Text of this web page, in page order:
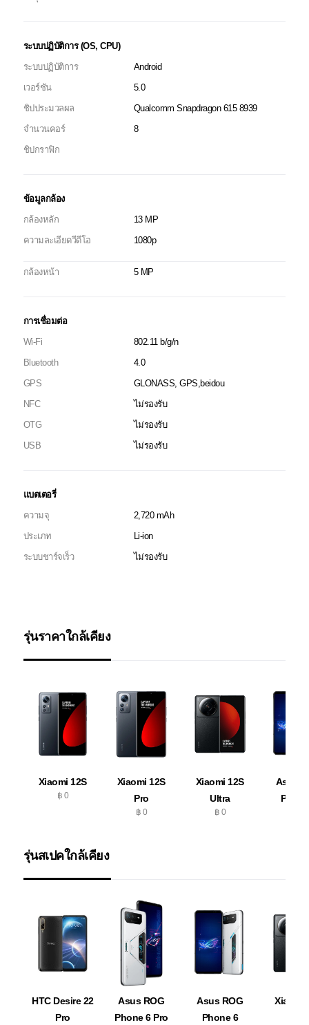
ระบบปฏิบัติการ (OS, CPU)
ระบบปฏิบัติการ
Android
เวอร์ชัน
5.0
ชิปประมวลผล
Qualcomm Snapdragon 615 8939
จำนวนคอร์
8
ชิปกราฟิก
ข้อมูลกล้อง
กล้องหลัก
13 MP
ความละเอียดวีดีโอ
1080p
กล้องหน้า 5 MP
การเชื่อมต่อ
Wi-Fi
802.11 b/g/n
Bluetooth
4.0
GPS
GLONASS, GPS,beidou
NFC
ไม่รองรับ
OTG
ไม่รองรับ
USB
ไม่รองรับ
แบตเตอรี่
ความจุ
2,720 mAh
ประเภท
Li-ion
ระบบชาร์จเร็ว
ไม่รองรับ
รุ่นราคาใกล้เคียง
Xiaomi 12S
฿ 0
Xiaomi 12S
Pro
฿ 0
Xiaomi 12S
Ultra
฿ 0
Asus
รุ่นสเปคใกล้เคียง
HTC Desire 22
Pro
Asus ROG
Phone 6 Pro
Asus ROG
Phone 6
Xiaomi